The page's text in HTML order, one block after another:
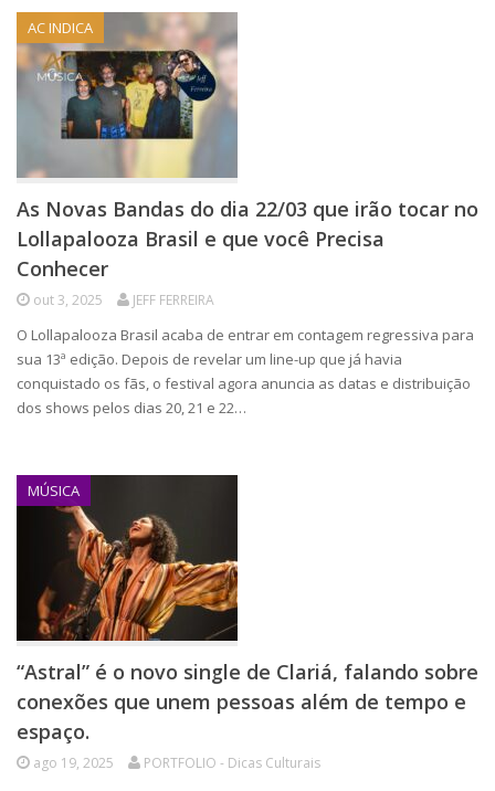
AC INDICA
As Novas Bandas do dia 22/03 que irão tocar no
Lollapalooza Brasil e que você Precisa
Conhecer
out 3, 2025 JEFF FERREIRA
O Lollapalooza Brasil acaba de entrar em contagem regressiva para
sua 13ª edição. Depois de revelar um line-up que já havia
conquistado os fãs, o festival agora anuncia as datas e distribuição
dos shows pelos dias 20, 21 e 22…
MÚSICA
“Astral” é o novo single de Clariá, falando sobre
conexões que unem pessoas além de tempo e
espaço.
ago 19, 2025 PORTFOLIO - Dicas Culturais